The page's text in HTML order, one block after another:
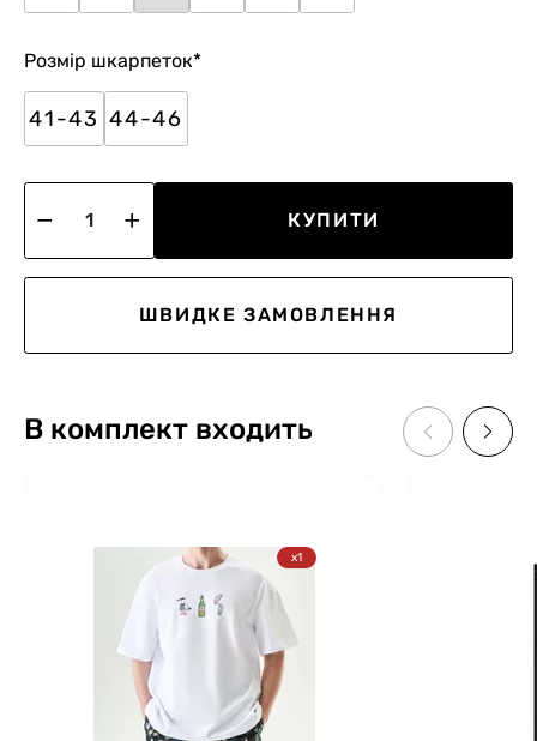
Розмір шкарпеток*
41-43 44-46
КУПИТИ
ШВИДКЕ ЗАМОВЛЕННЯ
В комплект входить
x1